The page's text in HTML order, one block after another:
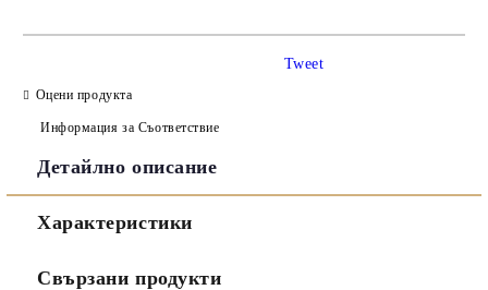
Ние ще се свържем с вас в рамките на работния ден.
Tweet
Оцени продукта
Информация за Съответствие
Детайлно описание
Характеристики
Свързани продукти